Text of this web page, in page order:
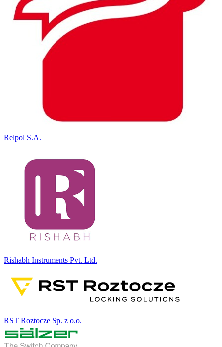
Relpol S.A.
Rishabh Instruments Pvt. Ltd.
RST Roztocze Sp. z o.o.